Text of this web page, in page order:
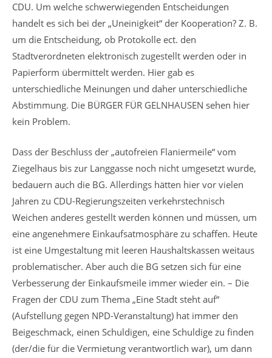
CDU. Um welche schwerwiegenden Entscheidungen
handelt es sich bei der „Uneinigkeit“ der Kooperation? Z. B.
um die Entscheidung, ob Protokolle ect. den
Stadtverordneten elektronisch zugestellt werden oder in
Papierform übermittelt werden. Hier gab es
unterschiedliche Meinungen und daher unterschiedliche
Abstimmung. Die BÜRGER FÜR GELNHAUSEN sehen hier
kein Problem.
Dass der Beschluss der „autofreien Flaniermeile“ vom
Ziegelhaus bis zur Langgasse noch nicht umgesetzt wurde,
bedauern auch die BG. Allerdings hätten hier vor vielen
Jahren zu CDU-Regierungszeiten verkehrstechnisch
Weichen anderes gestellt werden können und müssen, um
eine angenehmere Einkaufsatmosphäre zu schaffen. Heute
ist eine Umgestaltung mit leeren Haushaltskassen weitaus
problematischer. Aber auch die BG setzen sich für eine
Verbesserung der Einkaufsmeile immer wieder ein. – Die
Fragen der CDU zum Thema „Eine Stadt steht auf“
(Aufstellung gegen NPD-Veranstaltung) hat immer den
Beigeschmack, einen Schuldigen, eine Schuldige zu finden
(der/die für die Vermietung verantwortlich war), um dann